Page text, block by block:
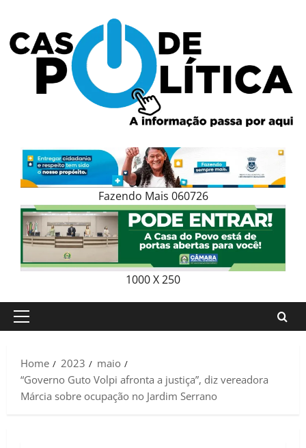
content
Fazendo Mais 060726
1000 X 250
Primary
Home
2023
maio
“Governo Guto Volpi afronta a justiça”, diz vereadora
Márcia sobre ocupação no Jardim Serrano